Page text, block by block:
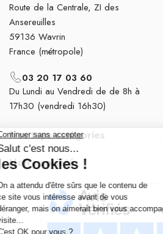
Route de la Centrale, ZI des
Ansereuilles
59136 Wavrin
France (métropole)
03 20 17 03 60
Du Lundi au Vendredi de de 8h à
17h30 (vendredi 16h30)
Nos tops catégories
Notre société